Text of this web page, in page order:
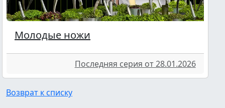
Молодые ножи
Последняя серия от 28.01.2026
Возврат к списку